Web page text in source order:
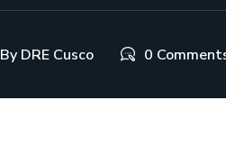
By DRE Cusco 0